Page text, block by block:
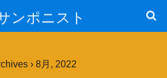
ンポニスト
› 8月, 2022